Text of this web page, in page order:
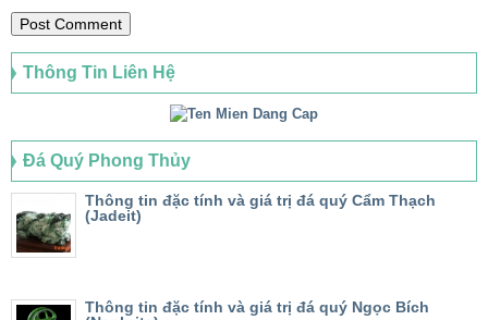
Thông Tin Liên Hệ
Đá Quý Phong Thủy
Thông tin đặc tính và giá trị đá quý Cẩm Thạch
(Jadeit)
Thông tin đặc tính và giá trị đá quý Ngọc Bích